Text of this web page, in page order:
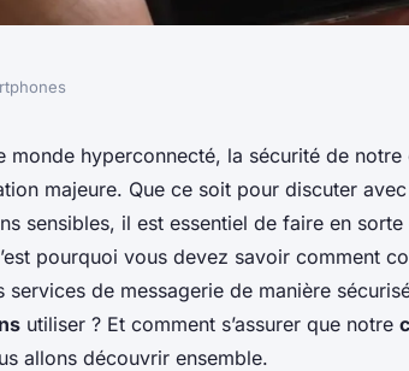
votre
de
de
monde hyperconnecté, la sécurité de
majeure. Que ce soit pour discuter
sensibles, il est essentiel de faire en
pourquoi vous devez savoir comment
services de messagerie de manière
utiliser ? Et comment s’assurer que notre
allons découvrir ensemble.